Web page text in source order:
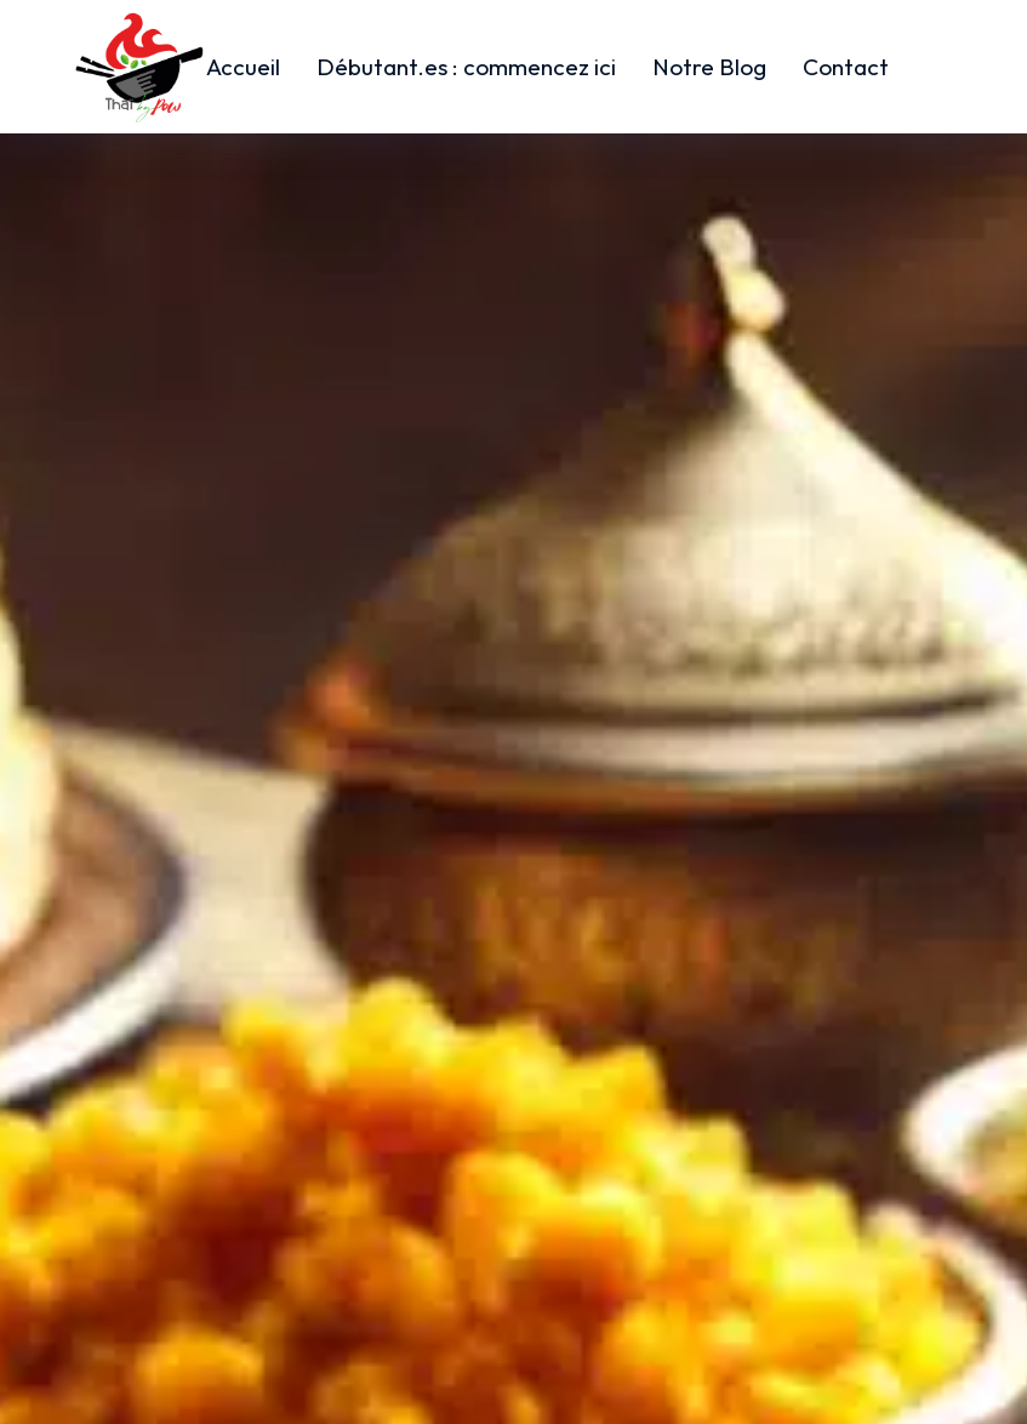
Accueil Débutant.es : commencez ici Notre Blog Contact